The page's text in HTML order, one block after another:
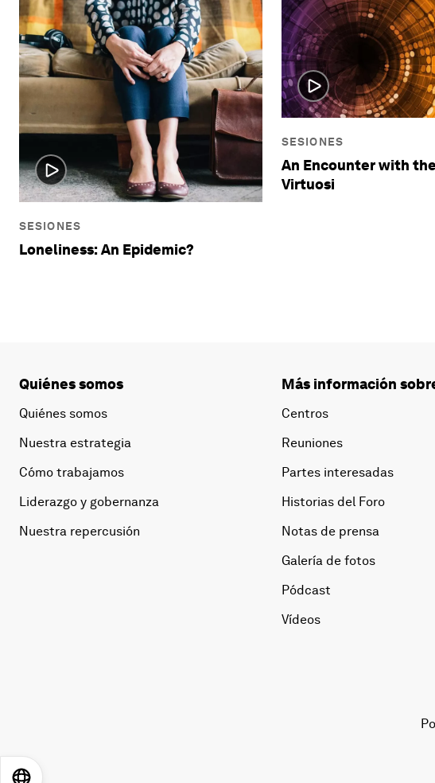
SESIONES
Loneliness: An Epidemic?
SESIONES
An Encounter with
Virtuosi
Quiénes somos
Quiénes somos
Nuestra estrategia
Cómo trabajamos
Liderazgo y gobernanza
Nuestra repercusión
Más información
Centros
Reuniones
Partes interesadas
Historias del Foro
Notas de prensa
Galería de fotos
Pódcast
Vídeos